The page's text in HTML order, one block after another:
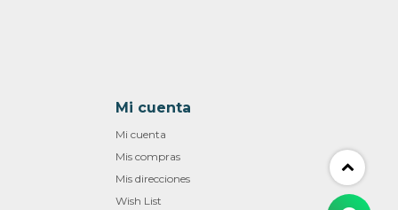
Mi cuenta
Mi cuenta
Mis compras
Mis direcciones
Wish List